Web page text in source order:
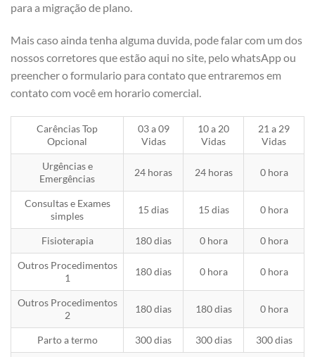
para a migração de plano.
Mais caso ainda tenha alguma duvida, pode falar com um dos
nossos corretores que estão aqui no site, pelo whatsApp ou
preencher o formulario para contato que entraremos em
contato com você em horario comercial.
Carências Top
Opcional
03 a 09
Vidas
10 a 20
Vidas
21 a 29
Vidas
Urgências e
Emergências
24 horas 24 horas 0 hora
Consultas e Exames
simples
15 dias 15 dias 0 hora
Fisioterapia 180 dias 0 hora 0 hora
Outros Procedimentos
1
180 dias 0 hora 0 hora
Outros Procedimentos
2
180 dias 180 dias 0 hora
Parto a termo 300 dias 300 dias 300 dias